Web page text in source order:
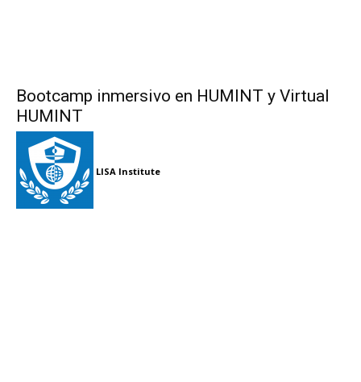
Bootcamp inmersivo en HUMINT y Virtual
HUMINT
LISA Institute